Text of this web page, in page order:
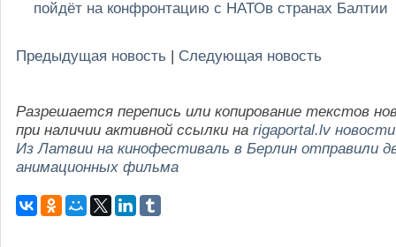
пойдёт на конфронтацию с НАТОв странах Балтии
Предыдущая новость | Следующая новость
Разрешается перепись или копирование текстов
при наличии активной ссылки на rigaportal.lv новости
Из Латвии на кинофестиваль в Берлин отправили
анимационных фильма